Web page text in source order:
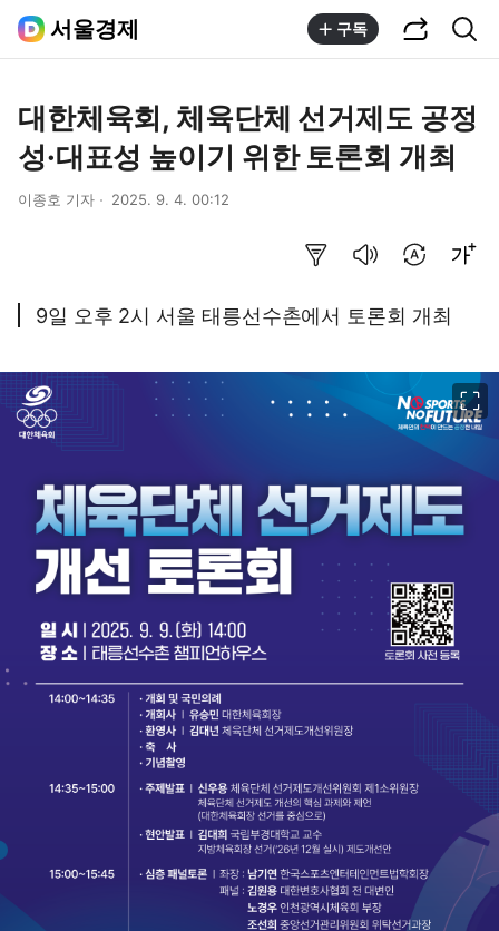
서울경제 구독
대한체육회, 체육단체 선거제도 공정
성·대표성 높이기 위한 토론회 개최
이종호 기자 2025. 9. 4. 00:12
9일 오후 2시 서울 태릉선수촌에서 토론회 개최